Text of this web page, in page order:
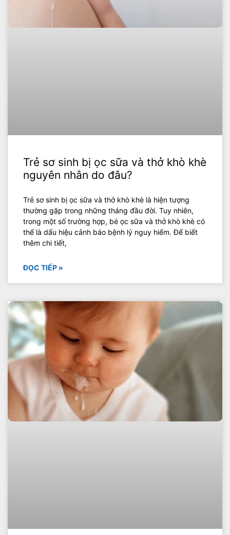
Trẻ sơ sinh bị ọc sữa và thở khò khè
nguyên nhân do đâu?
Trẻ sơ sinh bị ọc sữa và thở khò khè là hiện tượng
thường gặp trong những tháng đầu đời. Tuy nhiên,
trong một số trường hợp, bé ọc sữa và thở khò khè có
thể là dấu hiệu cảnh báo bệnh lý nguy hiểm. Để biết
thêm chi tiết,
ĐỌC TIẾP »